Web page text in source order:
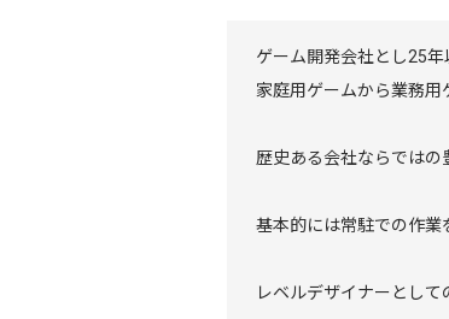
ゲーム開発会社とし25年
家庭用ゲームから業務用
歴史ある会社ならではの
基本的には常駐での作業
レベルデザイナーとして